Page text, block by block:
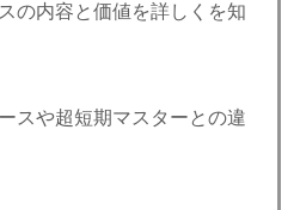
の内容と価値を詳しくを知
スや超短期マスターとの違